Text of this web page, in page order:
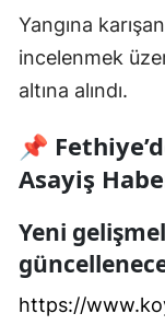
Yangına
incelenmek
altına alındı.
📌
Asayiş
Yeni
https://